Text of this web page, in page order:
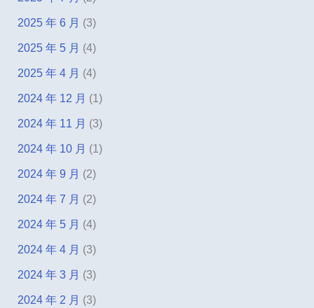
2025 年 6 月 (3)
2025 年 5 月 (4)
2025 年 4 月 (4)
2024 年 12 月 (1)
2024 年 11 月 (3)
2024 年 10 月 (1)
2024 年 9 月 (2)
2024 年 7 月 (2)
2024 年 5 月 (4)
2024 年 4 月 (3)
2024 年 3 月 (3)
2024 年 2 月 (3)